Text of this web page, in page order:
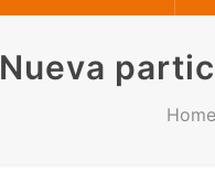
Nueva
Home